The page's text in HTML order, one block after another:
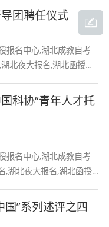
地报名并参加入
考者，须提供长
工作的一切相
育的考生，必须
入学考试。
月2日——2021
团聘任仪式
报名中心,湖北成教自考
北夜大报名,湖北函授报
科协“青年人才托
报名中心,湖北成教自考
,湖北夜大报名,湖北函授
”系列述评之四